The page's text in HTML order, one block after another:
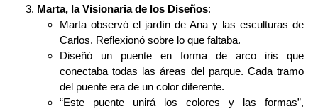
Marta, la Visionaria de los Diseños:
Marta observó el jardín de Ana y las esculturas de
Carlos. Reflexionó sobre lo que faltaba.
Diseñó un puente en forma de arco iris que
conectaba todas las áreas del parque. Cada tramo
del puente era de un color diferente.
“Este puente unirá los colores y las formas”,